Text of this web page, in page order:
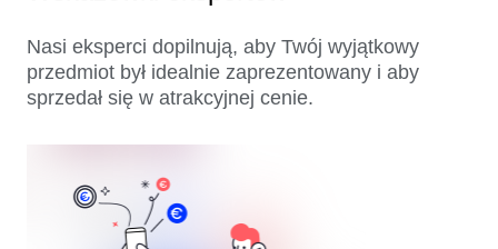
Nasi eksperci dopilnują, aby Twój wyjątkowy
przedmiot był idealnie zaprezentowany i aby
sprzedał się w atrakcyjnej cenie.